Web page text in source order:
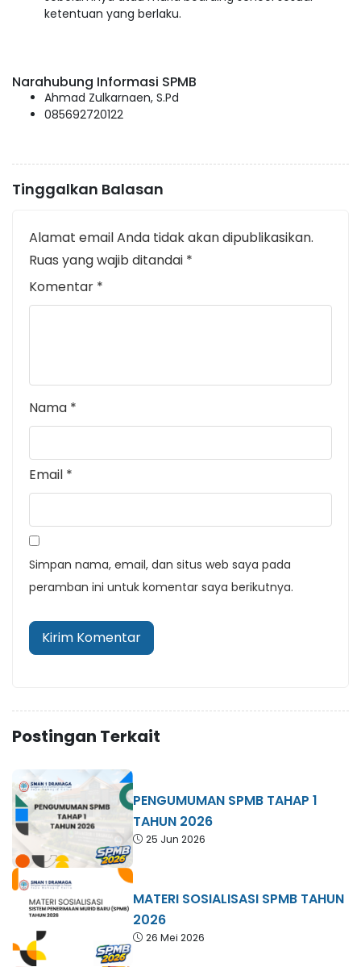
ketentuan yang berlaku.
Narahubung Informasi SPMB
Ahmad Zulkarnaen, S.Pd
085692720122
Tinggalkan Balasan
Alamat email Anda tidak akan dipublikasikan.
Ruas yang wajib ditandai *
Komentar *
Nama *
Email *
Simpan nama, email, dan situs web saya pada
peramban ini untuk komentar saya berikutnya.
Postingan Terkait
PENGUMUMAN SPMB TAHAP 1
TAHUN 2026
25 Jun 2026
MATERI SOSIALISASI SPMB TAHUN
2026
26 Mei 2026